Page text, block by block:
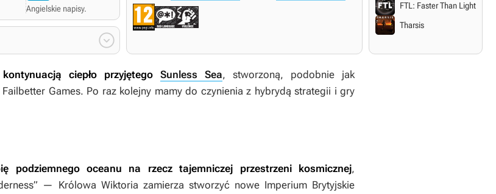
Angielskie napisy.

FTL: Faster Than Light
Tharsis
ciepło przyjętego Sunless Sea, stworzoną, podobnie jak
Games. Po raz kolejny mamy do czynienia z hybrydą strategii i gry
podziemnego oceanu na rzecz tajemniczej przestrzeni kosmicznej,
— Królowa Wiktoria zamierza stworzyć nowe Imperium Brytyjskie